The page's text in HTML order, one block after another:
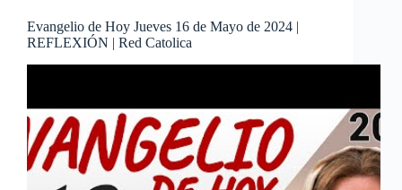
Evangelio de Hoy Jueves 16 de Mayo de 2024 |
REFLEXIÓN | Red Catolica